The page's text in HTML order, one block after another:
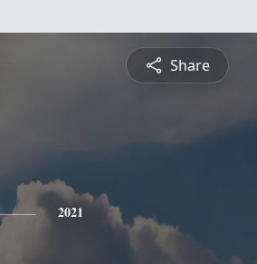
Share
2021